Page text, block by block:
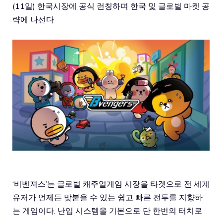
(11일) 한국시장에 공식 런칭하며 한국 및 글로벌 마켓 공
략에 나선다.
‘비벤져스’는 글로벌 캐주얼게임 시장을 타겟으로 전 세계
유저가 언제든 맞붙을 수 있는 쉽고 빠른 전투를 지향하
는 게임이다. 난입 시스템을 기본으로 단 한번의 터치로